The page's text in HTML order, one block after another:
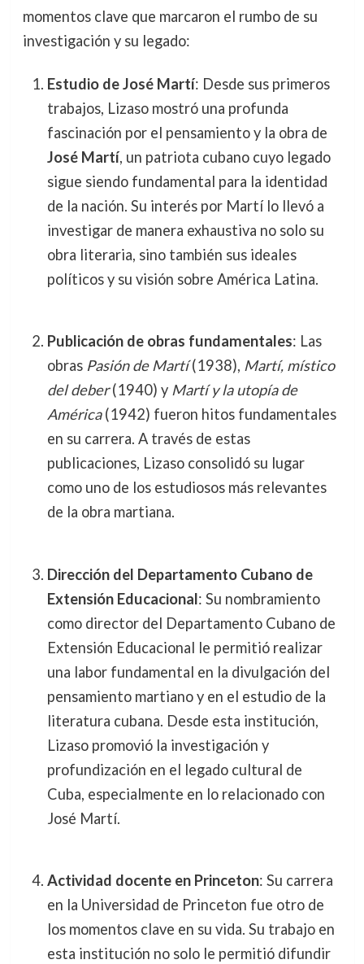
momentos clave que marcaron el rumbo de su
investigación y su legado:
Estudio de José Martí: Desde sus primeros
trabajos, Lizaso mostró una profunda
fascinación por el pensamiento y la obra de
José Martí, un patriota cubano cuyo legado
sigue siendo fundamental para la identidad
de la nación. Su interés por Martí lo llevó a
investigar de manera exhaustiva no solo su
obra literaria, sino también sus ideales
políticos y su visión sobre América Latina.
Publicación de obras fundamentales: Las
obras Pasión de Martí(1938), Martí, místico
del deber(1940) y Martí y la utopía de
América(1942) fueron hitos fundamentales
en su carrera. A través de estas
publicaciones, Lizaso consolidó su lugar
como uno de los estudiosos más relevantes
de la obra martiana.
Dirección del Departamento Cubano de
Extensión Educacional: Su nombramiento
como director del Departamento Cubano de
Extensión Educacional le permitió realizar
una labor fundamental en la divulgación del
pensamiento martiano y en el estudio de la
literatura cubana. Desde esta institución,
Lizaso promovió la investigación y
profundización en el legado cultural de
Cuba, especialmente en lo relacionado con
José Martí.
Actividad docente en Princeton: Su carrera
en la Universidad de Princeton fue otro de
los momentos clave en su vida. Su trabajo en
esta institución no solo le permitió difundir